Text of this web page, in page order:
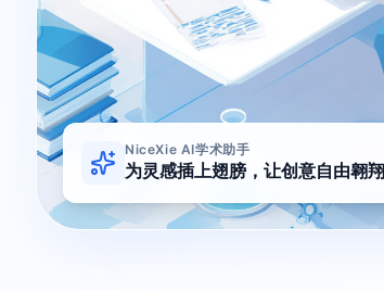
NiceXie AI学术助手
为灵感插上翅膀，让创意自由翱翔